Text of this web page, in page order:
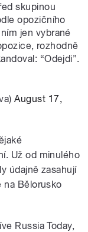
skupinou
opozičního
jen vybrané
rozhodně
“Odejdi”.
August 17,
Už od minulého
údajně zasahují
na Bělorusko
Russia Today,